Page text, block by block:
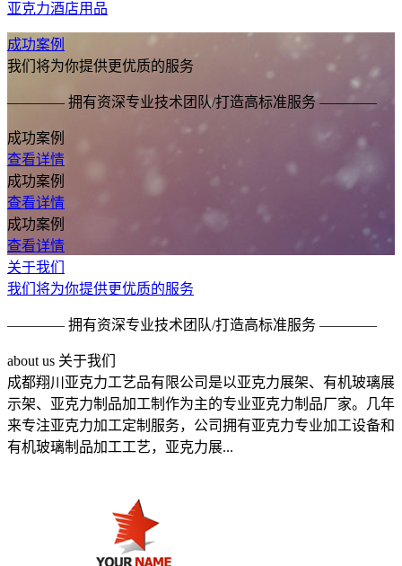
亚克力酒店用品
成功案例
我们将为你提供更优质的服务
———— 拥有资深专业技术团队/打造高标准服务 ————
成功案例
查看详情
成功案例
查看详情
成功案例
查看详情
关于我们
我们将为你提供更优质的服务
———— 拥有资深专业技术团队/打造高标准服务 ————
about us 关于我们
成都翔川亚克力工艺品有限公司是以亚克力展架、有机玻璃展
示架、亚克力制品加工制作为主的专业亚克力制品厂家。几年
来专注亚克力加工定制服务，公司拥有亚克力专业加工设备和
有机玻璃制品加工工艺，亚克力展...